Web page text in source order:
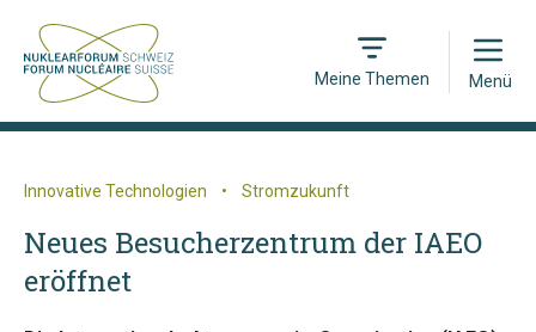
Meine Themen
Open
Menü
Innovative Technologien • Stromzukunft
Neues Besucherzentrum der IAEO
eröffnet